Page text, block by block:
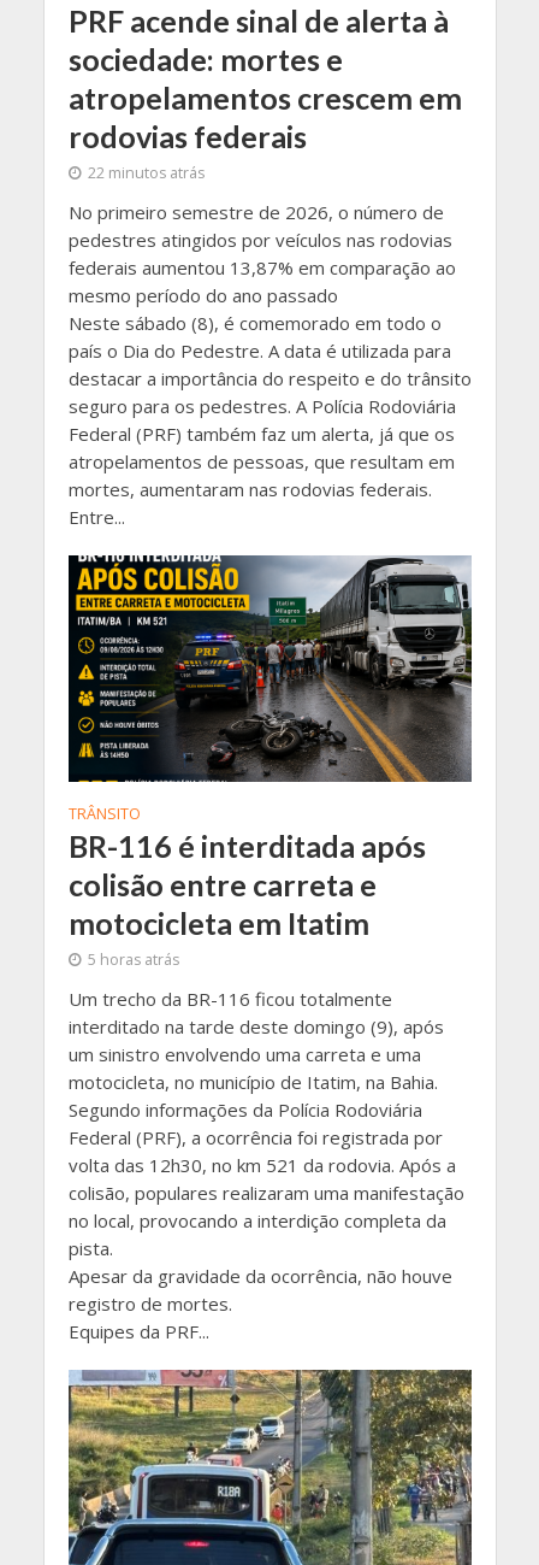
PRF acende sinal de alerta à
sociedade: mortes e
atropelamentos crescem em
rodovias federais
22 minutos atrás
No primeiro semestre de 2026, o número de
pedestres atingidos por veículos nas rodovias
federais aumentou 13,87% em comparação ao
mesmo período do ano passado
Neste sábado (8), é comemorado em todo o
país o Dia do Pedestre. A data é utilizada para
destacar a importância do respeito e do trânsito
seguro para os pedestres. A Polícia Rodoviária
Federal (PRF) também faz um alerta, já que os
atropelamentos de pessoas, que resultam em
mortes, aumentaram nas rodovias federais.
Entre...
TRÂNSITO
BR-116 é interditada após
colisão entre carreta e
motocicleta em Itatim
5 horas atrás
Um trecho da BR-116 ficou totalmente
interditado na tarde deste domingo (9), após
um sinistro envolvendo uma carreta e uma
motocicleta, no município de Itatim, na Bahia.
Segundo informações da Polícia Rodoviária
Federal (PRF), a ocorrência foi registrada por
volta das 12h30, no km 521 da rodovia. Após a
colisão, populares realizaram uma manifestação
no local, provocando a interdição completa da
pista.
Apesar da gravidade da ocorrência, não houve
registro de mortes.
Equipes da PRF...